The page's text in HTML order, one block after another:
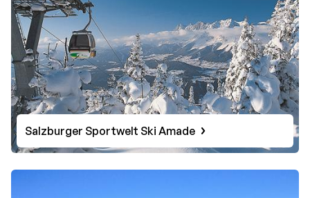
Salzburger Sportwelt Ski Amade